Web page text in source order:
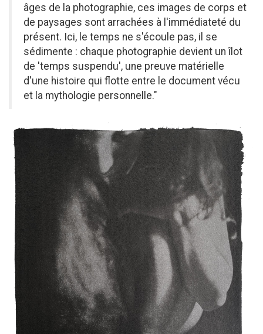
âges de la photographie, ces images de corps et
de paysages sont arrachées à l'immédiateté du
présent. Ici, le temps ne s'écoule pas, il se
sédimente : chaque photographie devient un îlot
de 'temps suspendu', une preuve matérielle
d'une histoire qui flotte entre le document vécu
et la mythologie personnelle."
Entete
du
projet
Photo